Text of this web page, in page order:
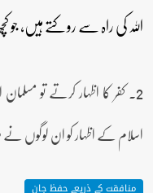
اللہ کی راہ سے روکتے ہیں، جو
2۔ کفر کا اظہار کرتے تو
اسلام کے اظہار کو ان لوگوں
منافقت کے ذریعے حفظ جان